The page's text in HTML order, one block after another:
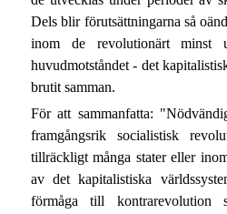
Dels blir förutsättningarna så
inom de revolutionärt minst
huvudmotståndet - det
brutit samman.
För att sammanfatta:
framgångsrik socialistisk
tillräckligt många stater eller
av det kapitalistiska
förmåga till kontrarevolution